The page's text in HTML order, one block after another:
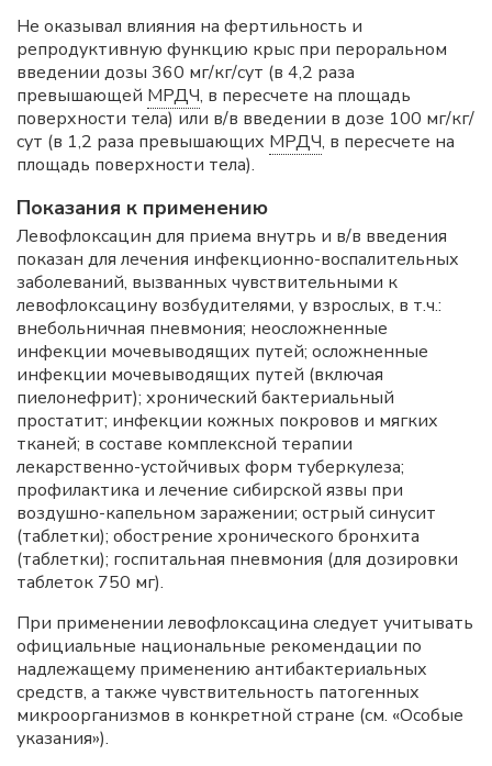
Не оказывал влияния на фертильность и
репродуктивную функцию крыс при пероральном
введении дозы 360 мг/кг/сут (в 4,2 раза
превышающей МРДЧ, в пересчете на площадь
поверхности тела) или в/в введении в дозе 100 мг/кг/
сут (в 1,2 раза превышающих МРДЧ, в пересчете на
площадь поверхности тела).
Показания к применению
Левофлоксацин для приема внутрь и в/в введения
показан для лечения инфекционно-воспалительных
заболеваний, вызванных чувствительными к
левофлоксацину возбудителями, у взрослых, в т.ч.:
внебольничная пневмония; неосложненные
инфекции мочевыводящих путей; осложненные
инфекции мочевыводящих путей (включая
пиелонефрит); хронический бактериальный
простатит; инфекции кожных покровов и мягких
тканей; в составе комплексной терапии
лекарственно-устойчивых форм туберкулеза;
профилактика и лечение сибирской язвы при
воздушно-капельном заражении; острый синусит
(таблетки); обострение хронического бронхита
(таблетки); госпитальная пневмония (для дозировки
таблеток 750 мг).
При применении левофлоксацина следует учитывать
официальные национальные рекомендации по
надлежащему применению антибактериальных
средств, а также чувствительность патогенных
микроорганизмов в конкретной стране (см. «Особые
указания»).